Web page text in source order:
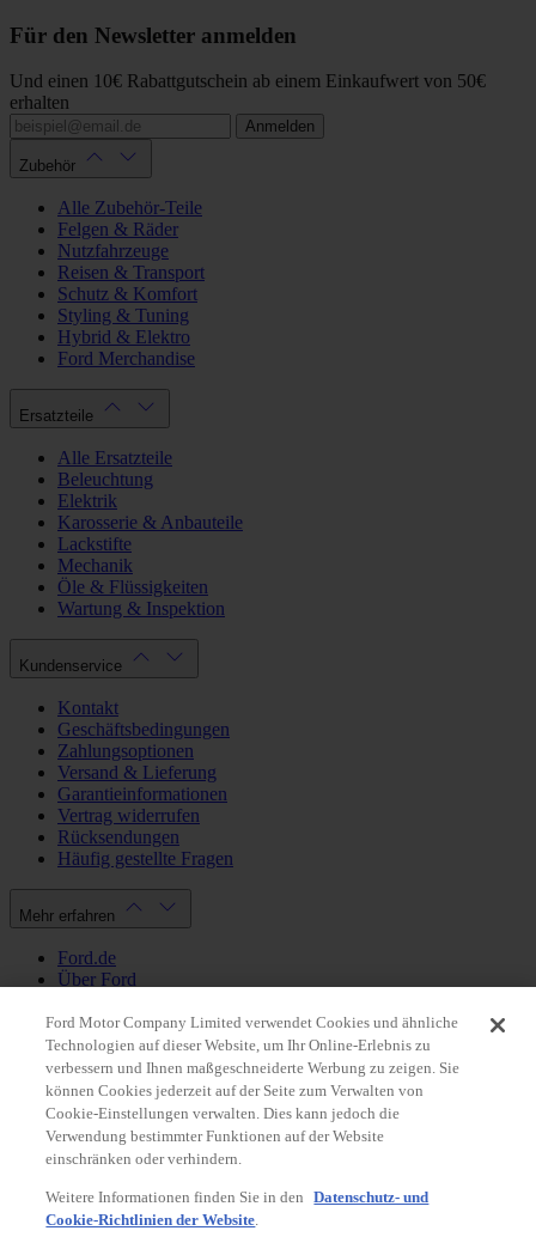
Für den Newsletter anmelden
Und einen 10€ Rabattgutschein ab einem Einkaufwert von 50€
erhalten
Anmelden
Zubehör
Alle Zubehör-Teile
Felgen & Räder
Nutzfahrzeuge
Reisen & Transport
Schutz & Komfort
Styling & Tuning
Hybrid & Elektro
Ford Merchandise
Ersatzteile
Alle Ersatzteile
Beleuchtung
Elektrik
Karosserie & Anbauteile
Lackstifte
Mechanik
Öle & Flüssigkeiten
Wartung & Inspektion
Kundenservice
Kontakt
Geschäftsbedingungen
Zahlungsoptionen
Versand & Lieferung
Garantieinformationen
Vertrag widerrufen
Rücksendungen
Häufig gestellte Fragen
Mehr erfahren
Ford.de
Über Ford
Datenschutzbestimmungen
Impressum
Mein Konto
Login / Registrierung
Meine Bestellungen
Land ändern
Ford Motor Company Limited verwendet Cookies und ähnliche
Technologien auf dieser Website, um Ihr Online-Erlebnis zu
verbessern und Ihnen maßgeschneiderte Werbung zu zeigen. Sie
können Cookies jederzeit auf der Seite zum Verwalten von
Cookie-Einstellungen verwalten. Dies kann jedoch die
Verwendung bestimmter Funktionen auf der Website
einschränken oder verhindern.
Weitere Informationen finden Sie in den
Datenschutz- und
Cookie-Richtlinien der Website.